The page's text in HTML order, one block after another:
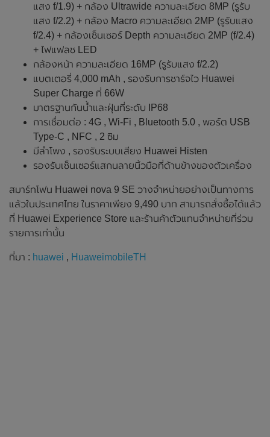
แสง f/1.9) + กล้อง Ultrawide ความละเอียด 8MP (รูรับ
แสง f/2.2) + กล้อง Macro ความละเอียด 2MP (รูรับแสง
f/2.4) + กล้องเซ็นเซอร์ Depth ความละเอียด 2MP (f/2.4)
+ ไฟแฟลช LED
กล้องหน้า ความละเอียด 16MP (รูรับแสง f/2.2)
แบตเตอรี่ 4,000 mAh , รองรับการชาร์จไว Huawei
Super Charge ที่ 66W
มาตรฐานกันน้ำและฝุ่นที่ระดับ IP68
การเชื่อมต่อ : 4G , Wi-Fi , Bluetooth 5.0 , พอร์ต USB
Type-C , NFC , 2 ซิม
มีลำโพง , รองรับระบบเสียง Huawei Histen
รองรับเซ็นเซอร์แสกนลายนิ้วมือที่ด้านข้างของตัวเครื่อง
สมาร์ทโฟน Huawei nova 9 SE วางจำหน่ายอย่างเป็นทางการ
แล้วในประเทศไทย ในราคาเพียง 9,490 บาท สามารถสั่งซื้อได้แล้ว
ที่ Huawei Experience Store และร้านค้าตัวแทนจำหน่ายที่ร่วม
รายการเท่านั้น
ที่มา : huawei , HuaweimobileTH